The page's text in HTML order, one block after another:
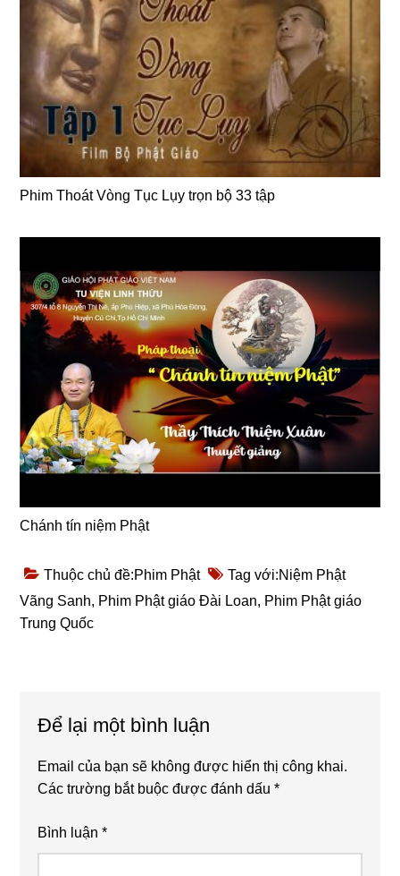
Phim Thoát Vòng Tục Lụy trọn bộ 33 tập
Chánh tín niệm Phật
Thuộc chủ đề:Phim Phật Tag với:Niệm Phật
Vãng Sanh, Phim Phật giáo Đài Loan, Phim Phật giáo
Trung Quốc
Interactions
Để lại một bình luận
Email của bạn sẽ không được hiển thị công khai.
Các trường bắt buộc được đánh dấu*
Bình luận*